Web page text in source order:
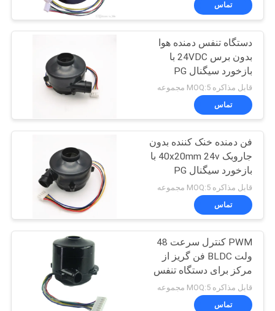
موتور DC بدون برس
محرک خطی الکتریکی
12
منبع تغذیه لامپ
دوتریوم
14
تماس
دستگاه تنفس دمنده هوا
بدون برس 24VDC با
بازخورد سیگنال PG
قابل مذاکره MOQ:5 مجموعه
تماس
فن دمنده خنک کننده بدون
جاروبک 40x20mm 24v با
بازخورد سیگنال PG
قابل مذاکره MOQ:5 مجموعه
تماس
PWM کنترل سرعت 48
ولت BLDC فن گریز از
مرکز برای دستگاه تنفس
بذر
قابل مذاکره MOQ:5 مجموعه
تماس